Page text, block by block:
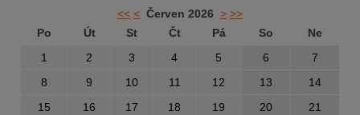
<< < Červen 2026 > >>
Po
Út St Čt Pá So
Ne
1
2 3 4 5 6
7
8
9 10 11 12 13
14
15
16 17 18 19 20
21